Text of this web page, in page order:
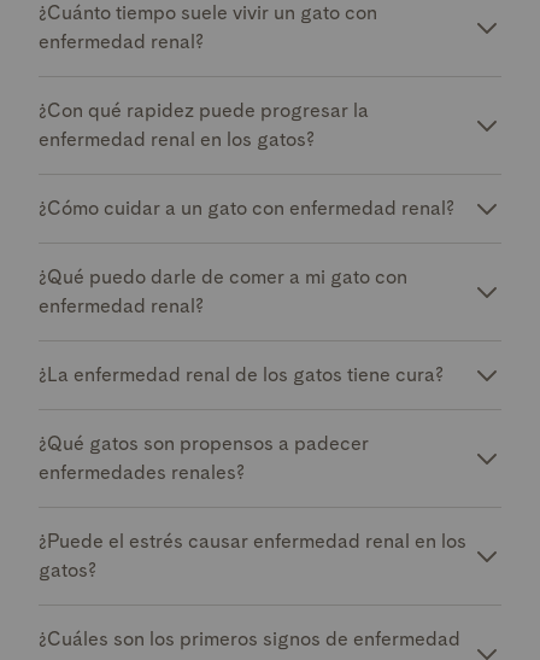
¿Cuánto tiempo suele vivir un gato con
enfermedad renal?
¿Con qué rapidez puede progresar la
enfermedad renal en los gatos?
¿Cómo cuidar a un gato con enfermedad renal?
¿Qué puedo darle de comer a mi gato con
enfermedad renal?
¿La enfermedad renal de los gatos tiene cura?
¿Qué gatos son propensos a padecer
enfermedades renales?
¿Puede el estrés causar enfermedad renal en los
gatos?
¿Cuáles son los primeros signos de enfermedad